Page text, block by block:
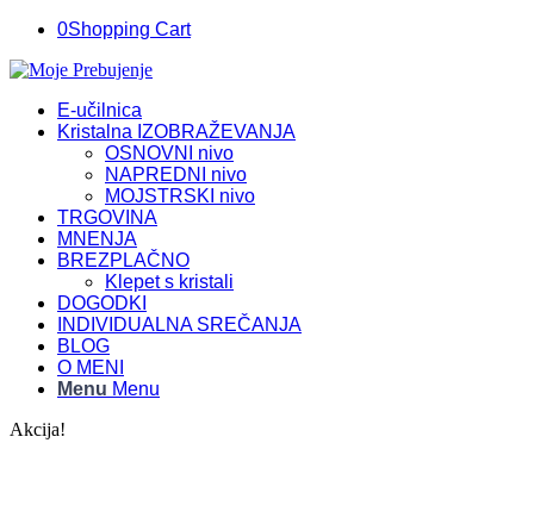
0Shopping Cart
E-učilnica
Kristalna IZOBRAŽEVANJA
OSNOVNI nivo
NAPREDNI nivo
MOJSTRSKI nivo
TRGOVINA
MNENJA
BREZPLAČNO
Klepet s kristali
DOGODKI
INDIVIDUALNA SREČANJA
BLOG
O MENI
Menu Menu
Akcija!